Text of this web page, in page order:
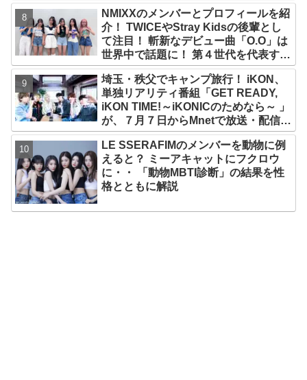
NMIXXのメンバーとプロフィールを紹
介！ TWICEやStray Kidsの後輩とし
て注目！ 斬新なデビュー曲「O.O」は
世界中で話題に！ 第４世代を代表する
美女ソリュンをはじめ、全員ビジュア
ルメンバーといわれるその魅力をチェ
ック
埼玉・秩父でキャンプ旅行！ iKON、
単独リアリティ番組「GET READY,
iKON TIME!～iKONICのためなら～ 」
が、７月７日からMnetで放送・配信ス
タート
LE SSERAFIMのメンバーを動物に例
えると？ ミーアキャットにフクロウ
に・・ 「動物MBTI診断」の結果を性
格とともに解説